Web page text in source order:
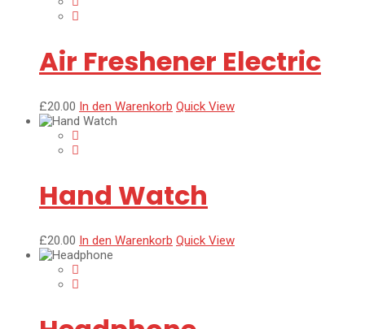
Air Freshener Electric
£20.00 In den Warenkorb Quick View
Hand Watch
£20.00 In den Warenkorb Quick View